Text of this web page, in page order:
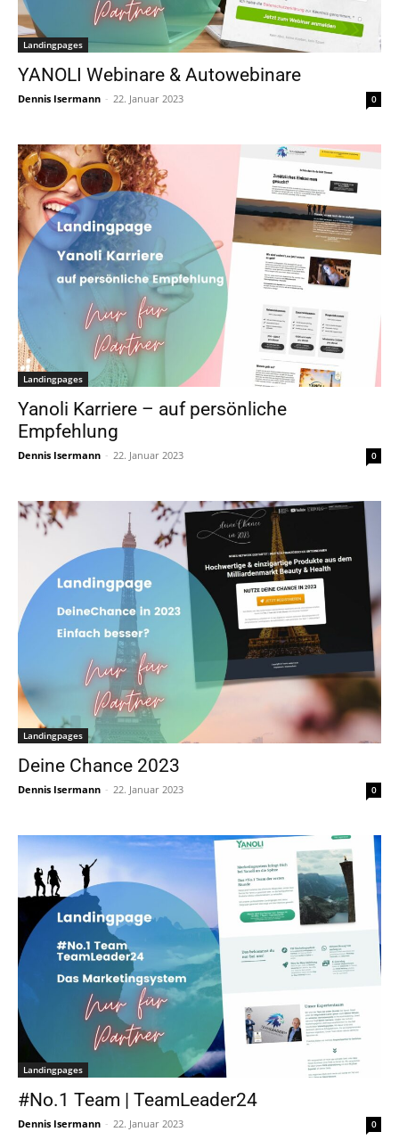
Landingpages
YANOLI Webinare & Autowebinare
Dennis Isermann - 22. Januar 2023 0
Landingpages
Yanoli Karriere – auf persönliche
Empfehlung
Dennis Isermann - 22. Januar 2023 0
Landingpages
Deine Chance 2023
Dennis Isermann - 22. Januar 2023 0
Landingpages
#No.1 Team | TeamLeader24
Dennis Isermann - 22. Januar 2023 0